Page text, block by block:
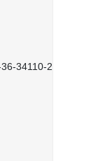
34110-2601